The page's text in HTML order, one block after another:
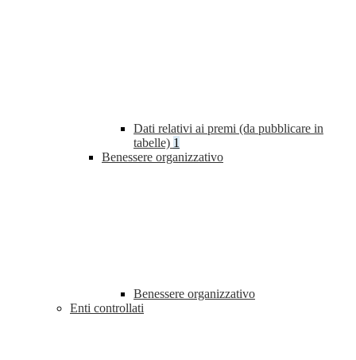
Dati relativi ai premi (da pubblicare in
tabelle) 1
Benessere organizzativo
Benessere organizzativo
Enti controllati